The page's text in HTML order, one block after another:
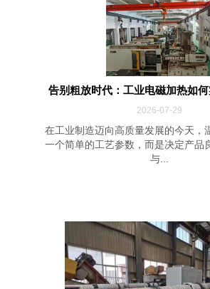
告别粗放时代：工业电磁加热如
2026-07-29
在工业制造迈向高质量发展的今天，
一个简单的工艺参数，而是决定产品
与...